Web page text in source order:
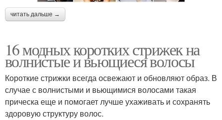
читать дальше →
16 модных коротких стрижек на
волнистые и вьющиеся волосы
Короткие стрижки всегда освежают и обновляют образ. В
случае с волнистыми и вьющимися волосами такая
прическа еще и помогает лучше ухаживать и сохранять
здоровую структуру волос.